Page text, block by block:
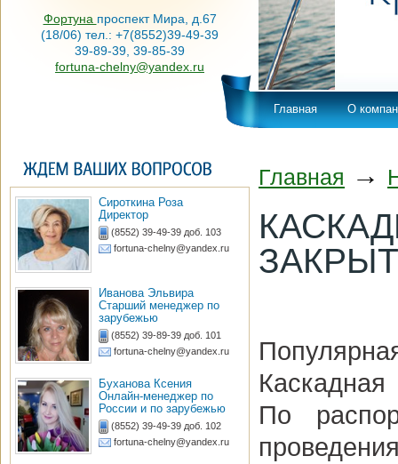
Фортуна проспект Мира, д.67
(18/06) тел.: +7(8552)39-49-39
39-89-39, 39-85-39
fortuna-chelny@yandex.ru
Главная О
Сироткина Роза
Директор
(8552) 39-49-39 доб. 103
fortuna-chelny@yandex.ru
Иванова Эльвира
Старший менеджер по
зарубежью
(8552) 39-89-39 доб. 101
fortuna-chelny@yandex.ru
Буханова Ксения
Онлайн-менеджер по
России и по зарубежью
(8552) 39-49-39 доб. 102
fortuna-chelny@yandex.ru
Главная →
По